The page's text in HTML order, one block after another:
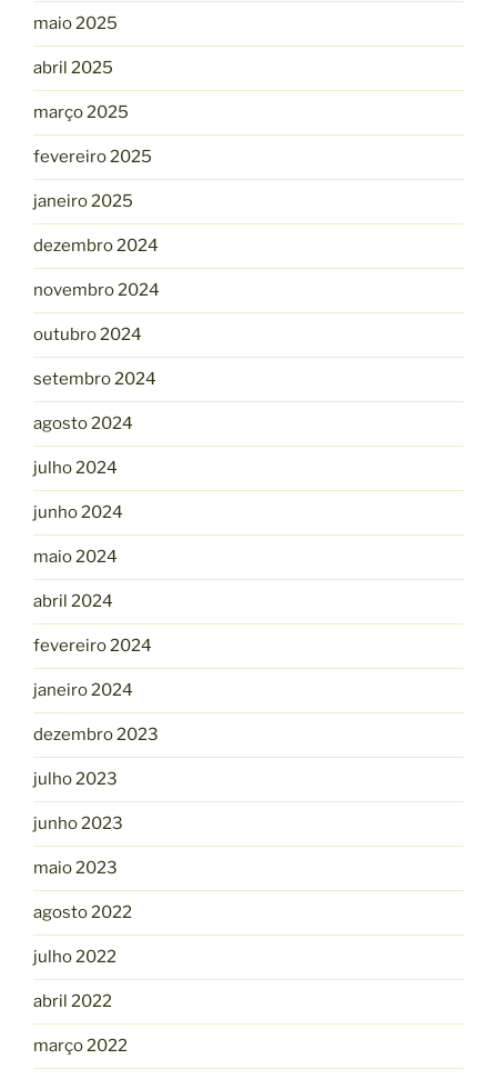
maio 2025
abril 2025
março 2025
fevereiro 2025
janeiro 2025
dezembro 2024
novembro 2024
outubro 2024
setembro 2024
agosto 2024
julho 2024
junho 2024
maio 2024
abril 2024
fevereiro 2024
janeiro 2024
dezembro 2023
julho 2023
junho 2023
maio 2023
agosto 2022
julho 2022
abril 2022
março 2022